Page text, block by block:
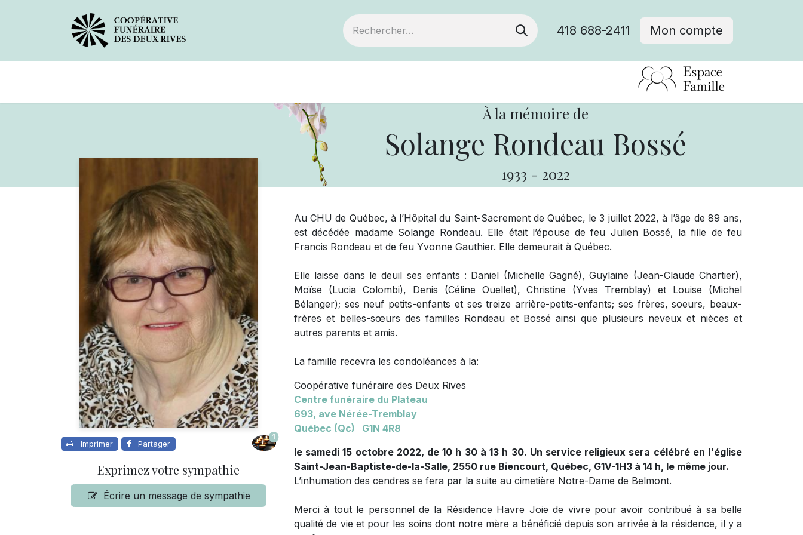
418 688-2411 Mon compte
À la mémoire de
Solange Rondeau Bossé
1933 - 2022
Imprimer Partager
1
Exprimez votre sympathie
Écrire un message de sympathie
Au CHU de Québec, à l’Hôpital du Saint-Sacrement de Québec, le 3 juillet 2022, à l’âge de 89 ans,
est décédée madame Solange Rondeau. Elle était l’épouse de feu Julien Bossé, la fille de feu
Francis Rondeau et de feu Yvonne Gauthier. Elle demeurait à Québec.
Elle laisse dans le deuil ses enfants : Daniel (Michelle Gagné), Guylaine (Jean-Claude Chartier),
Moïse (Lucia Colombi), Denis (Céline Ouellet), Christine (Yves Tremblay) et Louise (Michel
Bélanger); ses neuf petits-enfants et ses treize arrière-petits-enfants; ses frères, soeurs, beaux-
frères et belles-sœurs des familles Rondeau et Bossé ainsi que plusieurs neveux et nièces et
autres parents et amis.
La famille recevra les condoléances à la:
Coopérative funéraire des Deux Rives
Centre funéraire du Plateau
693, ave Nérée-Tremblay
Québec (Qc) G1N 4R8
le samedi 15 octobre 2022, de 10 h 30 à 13 h 30. Un service religieux sera célébré en l'église
Saint-Jean-Baptiste-de-la-Salle, 2550 rue Biencourt, Québec, G1V-1H3 à 14 h, le même jour.
L’inhumation des cendres se fera par la suite au cimetière Notre-Dame de Belmont.
Merci à tout le personnel de la Résidence Havre Joie de vivre pour avoir contribué à sa belle
qualité de vie et pour les soins dont notre mère a bénéficié depuis son arrivée à la résidence, il y a